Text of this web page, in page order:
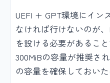
UEFI + GPT環境にイン
なければ行けないのが
を設ける必要があるこ
300MiBの容量が推奨さ
の容量を確保しておい